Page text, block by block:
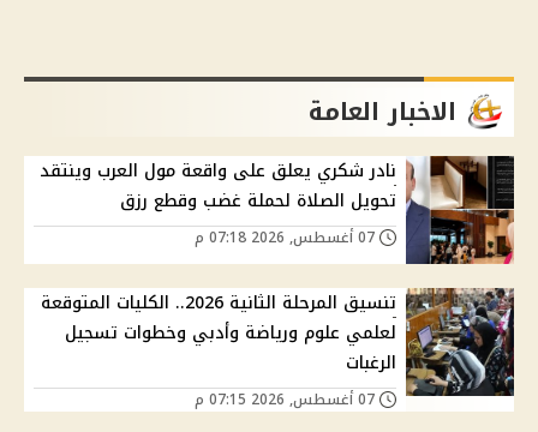
الاخبار العامة
نادر شكري يعلق على واقعة مول العرب وينتقد
تحويل الصلاة لحملة غضب وقطع رزق
تنسيق المرحلة الثانية 2026.. الكليات المتوقعة
لعلمي علوم ورياضة وأدبي وخطوات تسجيل
الرغبات